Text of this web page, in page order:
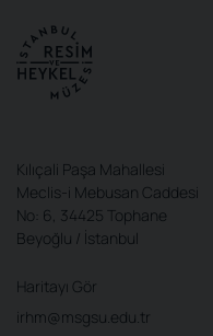
Kılıçali Paşa Mahallesi
Meclis-i Mebusan Caddesi
No: 6, 34425 Tophane
Beyoğlu / İstanbul
Haritayı Gör
irhm@msgsu.edu.tr